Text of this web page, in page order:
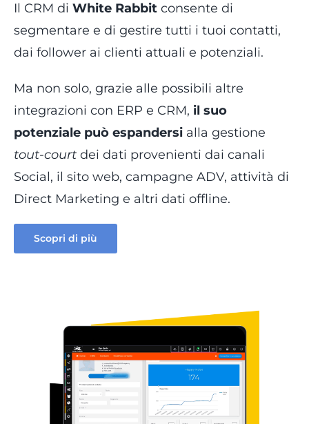
Il CRM di White Rabbit consente di
segmentare e di gestire tutti i tuoi contatti,
dai follower ai clienti attuali e potenziali.
Ma non solo, grazie alle possibili altre
integrazioni con ERP e CRM, il suo
potenziale può espandersi alla gestione
tout-court dei dati provenienti dai canali
Social, il sito web, campagne ADV, attività di
Direct Marketing e altri dati offline.
Scopri di più